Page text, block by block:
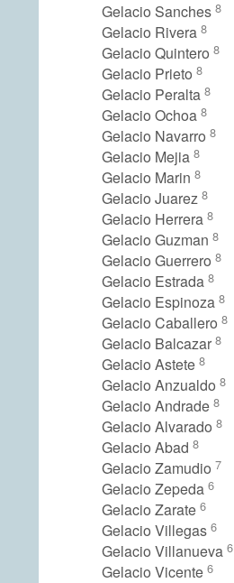
Gelacio Sanches 8
Gelacio Rivera 8
Gelacio Quintero 8
Gelacio Prieto 8
Gelacio Peralta 8
Gelacio Ochoa 8
Gelacio Navarro 8
Gelacio Mejia 8
Gelacio Marin 8
Gelacio Juarez 8
Gelacio Herrera 8
Gelacio Guzman 8
Gelacio Guerrero 8
Gelacio Estrada 8
Gelacio Espinoza 8
Gelacio Caballero 8
Gelacio Balcazar 8
Gelacio Astete 8
Gelacio Anzualdo 8
Gelacio Andrade 8
Gelacio Alvarado 8
Gelacio Abad 8
Gelacio Zamudio 7
Gelacio Zepeda 6
Gelacio Zarate 6
Gelacio Villegas 6
Gelacio Villanueva 6
Gelacio Vicente 6